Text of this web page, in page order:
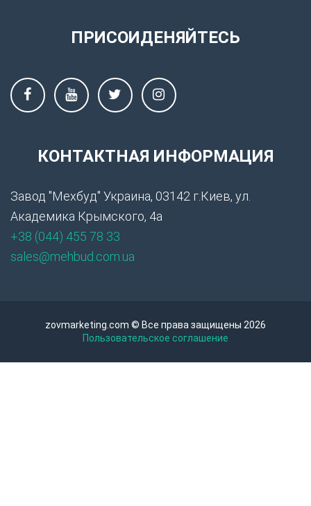
ПРИСОИДЕНЯЙТЕСЬ
КОНТАКТНАЯ ИНФОРМАЦИЯ
Завод "Мехбуд" Украина, 03142 г.Киев, ул.
Академика Крымского, 4а
+38 (044) 455 78 33
sales@mehbud.com.ua
zovmarketing.com © Все права защищены 2026
Пользовательское соглашение